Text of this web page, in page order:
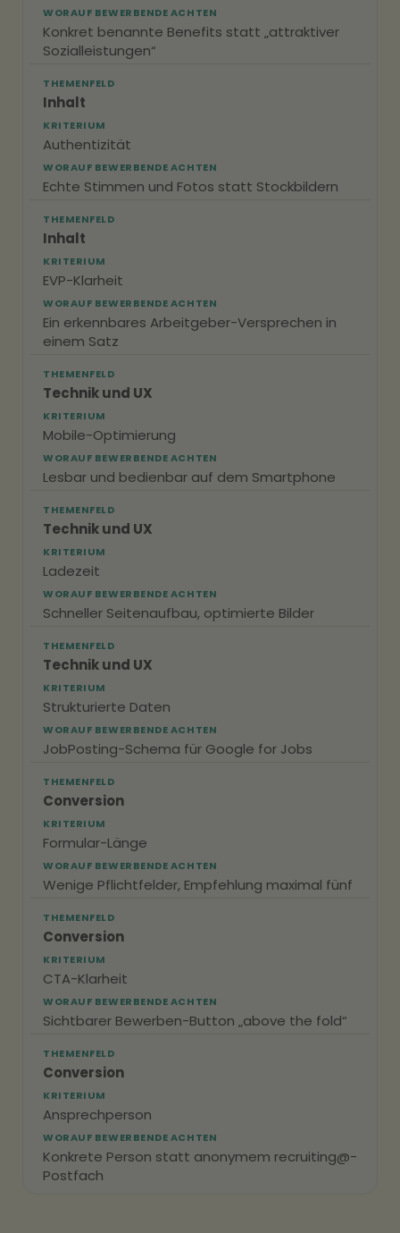
WORAUF BEWERBENDE ACHTEN
Konkret benannte Benefits statt „attraktiver
Sozialleistungen“
THEMENFELD
Inhalt
KRITERIUM
Authentizität
WORAUF BEWERBENDE ACHTEN
Echte Stimmen und Fotos statt Stockbildern
THEMENFELD
Inhalt
KRITERIUM
EVP-Klarheit
WORAUF BEWERBENDE ACHTEN
Ein erkennbares Arbeitgeber-Versprechen in
einem Satz
THEMENFELD
Technik und UX
KRITERIUM
Mobile-Optimierung
WORAUF BEWERBENDE ACHTEN
Lesbar und bedienbar auf dem Smartphone
THEMENFELD
Technik und UX
KRITERIUM
Ladezeit
WORAUF BEWERBENDE ACHTEN
Schneller Seitenaufbau, optimierte Bilder
THEMENFELD
Technik und UX
KRITERIUM
Strukturierte Daten
WORAUF BEWERBENDE ACHTEN
JobPosting-Schema für Google for Jobs
THEMENFELD
Conversion
KRITERIUM
Formular-Länge
WORAUF BEWERBENDE ACHTEN
Wenige Pflichtfelder, Empfehlung maximal fünf
THEMENFELD
Conversion
KRITERIUM
CTA-Klarheit
WORAUF BEWERBENDE ACHTEN
Sichtbarer Bewerben-Button „above the fold“
THEMENFELD
Conversion
KRITERIUM
Ansprechperson
WORAUF BEWERBENDE ACHTEN
Konkrete Person statt anonymem recruiting@-
Postfach